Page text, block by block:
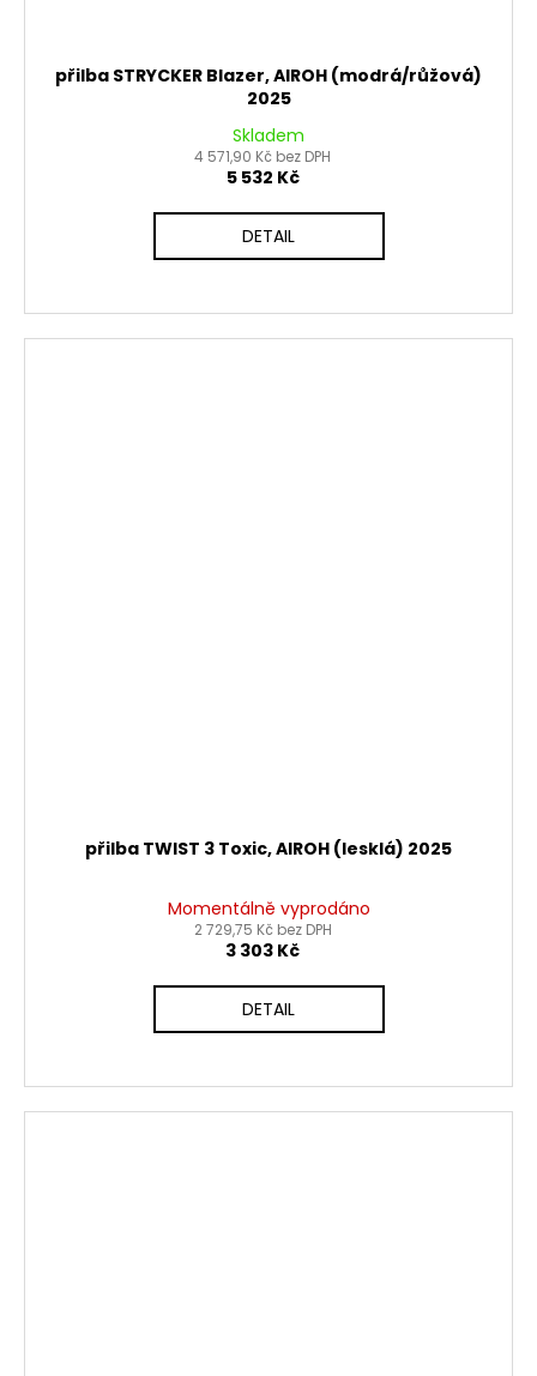
přilba STRYCKER Blazer, AIROH (modrá/růžová)
2025
Skladem
4 571,90 Kč bez DPH
5 532 Kč
DETAIL
přilba TWIST 3 Toxic, AIROH (lesklá) 2025
Momentálně vyprodáno
2 729,75 Kč bez DPH
3 303 Kč
DETAIL